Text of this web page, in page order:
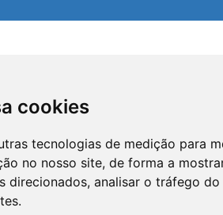
cookies
tecnologias de medição para
no nosso site, de forma a
direcionados, analisar o tráfego